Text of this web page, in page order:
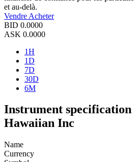
et au-delà.
Vendre Acheter
BID 0.0000
ASK 0.0000
1H
1D
7D
30D
6M
Instrument
Hawaiian Inc
Name
Currency